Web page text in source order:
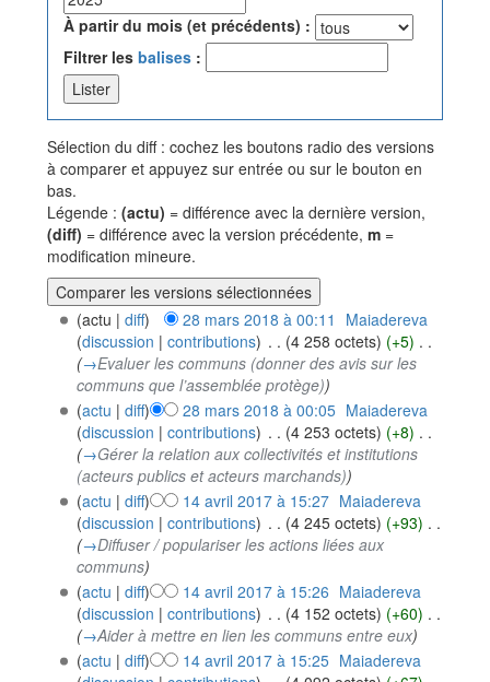
À partir du mois (et précédents) :
Filtrer les balises :
Sélection du diff : cochez les boutons radio des versions
à comparer et appuyez sur entrée ou sur le bouton en
bas.
Légende : (actu) = différence avec la dernière version,
(diff) = différence avec la version précédente, m =
modification mineure.
(actu | diff) 28 mars 2018 à 00:11
Maiadereva
(discussion | contributions) . . (4 258 octets) (+5) . .
(→Evaluer les communs (donner des avis sur les
communs que l’assemblée protège))
(actu | diff) 28 mars 2018 à 00:05‎ Maiadereva
(discussion | contributions) . . (4 253 octets) (+8) . .
(→Gérer la relation aux collectivités et institutions
(acteurs publics et acteurs marchands))
(actu | diff) 14 avril 2017 à 15:27‎ Maiadereva
(discussion | contributions) . . (4 245 octets) (+93) . .
(→Diffuser / populariser les actions liées aux
communs)
(actu | diff) 14 avril 2017 à 15:26 Maiadereva
(discussion | contributions) . . (4 152 octets) (+60) . .
(→Aider à mettre en lien les communs entre eux)
(actu | diff) 14 avril 2017 à 15:25‎ Maiadereva